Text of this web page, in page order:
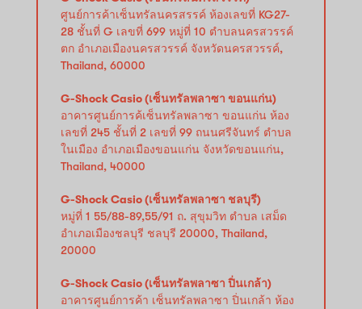
ศูนย์การค้าเซ็นทรัลนครสรรค์ ห้องเลขที่ KG27-
28 ชั้นที่ G เลขที่ 699 หมู่ที่ 10 ตำบลนครสวรรค์
ตก อำเภอเมืองนครสวรรค์ จังหวัดนครสวรรค์,
Thailand, 60000
G-Shock Casio (เซ็นทรัลพลาซา ขอนแก่น)
อาคารศูนย์การค้เซ็นทรัลพลาซา ขอนแก่น ห้อง
เลขที่ 245 ชั้นที่ 2 เลขที่ 99 ถนนศรีจันทร์ ตำบล
ในเมือง อำเภอเมืองขอนแก่น จังหวัดขอนแก่น,
Thailand, 40000
G-Shock Casio (เซ็นทรัลพลาซา ชลบุรี)
หมู่ที่ 1 55/88-89,55/91 ถ. สุขุมวิท ตำบล เสม็ด
อำเภอเมืองชลบุรี ชลบุรี 20000, Thailand,
20000
G-Shock Casio (เซ็นทรัลพลาซา ปิ่นเกล้า)
อาคารศูนย์การค้า เซ็นทรัลพลาซา ปิ่นเกล้า ห้อง